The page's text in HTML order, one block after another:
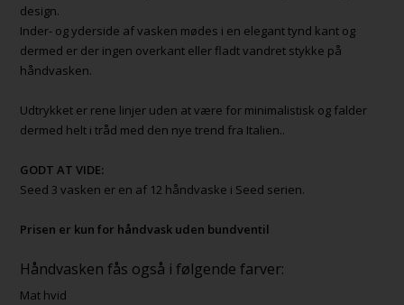
design.
Inder- og yderside af vasken mødes i en elegant tynd kant og
dermed er der ingen overkant eller fladt vandret stykke på
håndvasken.
Udtrykket er rene linjer uden at være for minimalistisk og falder
dermed helt i tråd med den nye trend fra Italien..
GODT AT VIDE:
Seed 3 vasken er en af 12 håndvaske i Seed serien.
Prisen er kun for håndvask uden bundventil
Håndvasken fås også i følgende farver:
Mat hvid